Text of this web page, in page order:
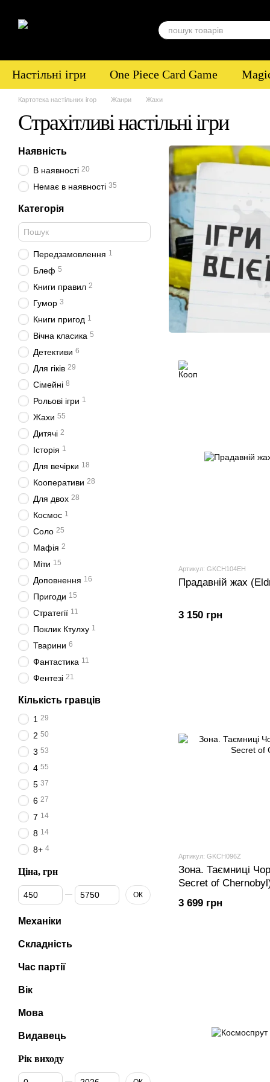
Настільні ігри One Piece Card Game
Картотека настільних ігор Жанри Жахи
Страхітливі настільні ігри
Артикул: GKCH104EH
Прадавній жах
3 150 грн
Артикул: GKCH096Z
Зона. Таємниці
Secret of
3 699 грн
Наявність
В наявності 20
Немає в наявності 35
Категорія
Передзамовлення 1
Блеф 5
Книги правил 2
Гумор 3
Книги пригод 1
Вічна класика 5
Детективи 6
Для гіків 29
Сімейні 8
Рольові ігри 1
Жахи 55
Дитячі 2
Історія 1
Для вечірки 18
Кооперативи 28
Для двох 28
Космос 1
Соло 25
Мафія 2
Міти 15
Доповнення 16
Пригоди 15
Стратегії 11
Поклик Ктулху 1
Тварини 6
Фантастика 11
Фентезі 21
Кількість гравців
1 29
2 50
3 53
4 55
5 37
6 27
7 14
8 14
8+ 4
Ціна, грн
Від Ціна, грн
До Ціна, грн ОК
Механіки
Складність
Час партії
Вік
Мова
Видавець
Рік виходу
Від Рік виходу
До Рік виходу